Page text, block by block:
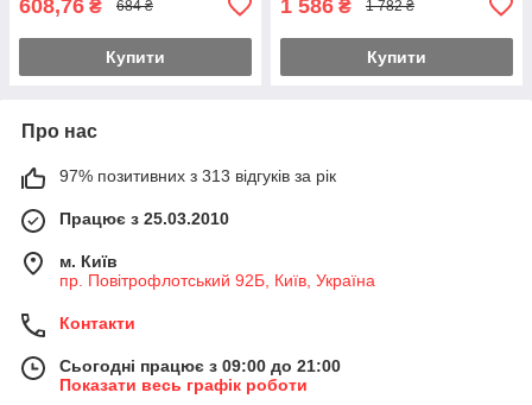
608,76 ₴ 684 ₴
Купити
1 586 ₴ 1 782 ₴
Купити
Про нас
97% позитивних з 313 відгуків за рік
Працює з 25.03.2010
м. Київ
пр. Повітрофлотський 92Б, Київ, Україна
Контакти
Сьогодні працює з 09:00 до 21:00
Показати весь графік роботи